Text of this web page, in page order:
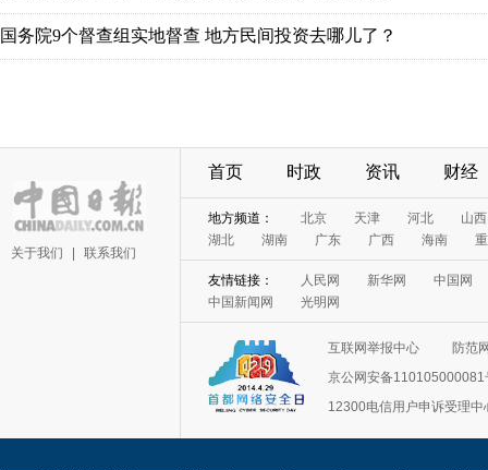
关于我们 联系我们
首页 时政 资讯 财经
互联网举报中心
防范
京公网安备110105000081
12300电信用户申诉受理中